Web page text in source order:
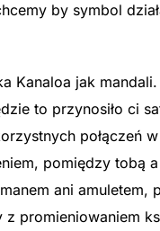
by symbol
Kanaloa jak
to przynosiło ci
połączeń
pomiędzy tobą
ani amuletem,
promieniowaniem